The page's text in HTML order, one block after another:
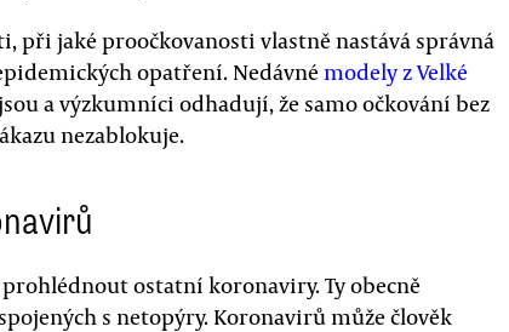
při jaké proočkovanosti vlastně nastává správná
opatření. Nedávnémodely z Velké
a výzkumníci odhadují, že samo očkování bez
nezablokuje.
ostatní koronaviry. Ty obecně
s netopýry. Koronavirů může člověk